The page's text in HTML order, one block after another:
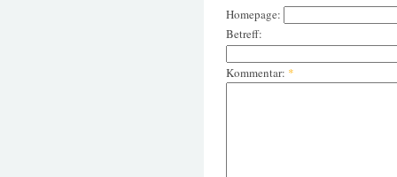
Homepage:
Betreff:
Kommentar: *